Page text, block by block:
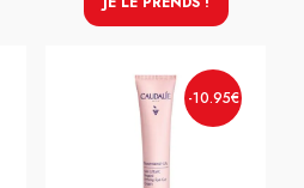
-10.95€